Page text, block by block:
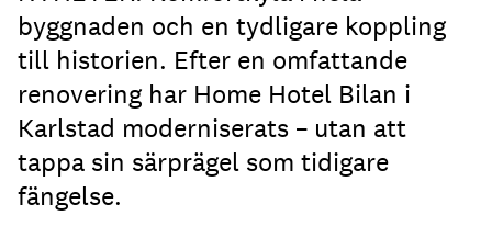
byggnaden och en tydligare koppling
till historien. Efter en omfattande
renovering har Home Hotel Bilan i
Karlstad moderniserats – utan att
tappa sin särprägel som tidigare
fängelse.